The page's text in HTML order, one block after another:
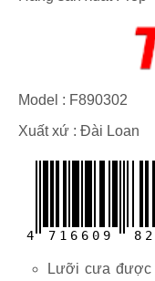
Model : F890302
Xuất xứ : Đài Loan
4 7 1 6 6 0 9 8 2
Lưỡi cưa được làm bằng thép SK95 Nhật và công